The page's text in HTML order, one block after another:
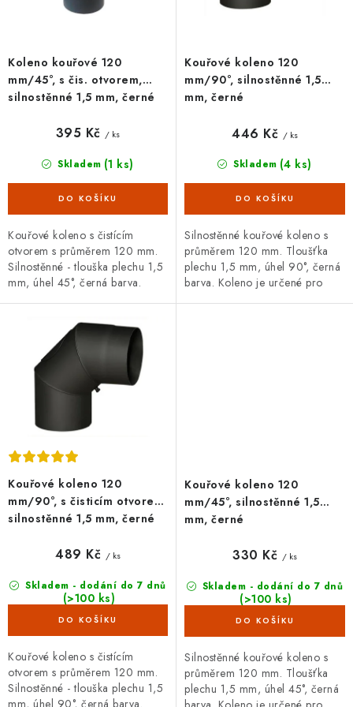
Koleno kouřové 120
mm/45°, s čis. otvorem,
silnostěnné 1,5 mm, černé
Skladem (1 ks)
395 Kč / ks
Kouřové koleno s čistícím
otvorem s průměrem 120 mm.
Silnostěnné - tlouška plechu 1,5
mm, úhel 45°, černá barva.
Kouřové koleno 120
mm/90°, silnostěnné 1,5
mm, černé
Skladem (4 ks)
446 Kč / ks
Silnostěnné kouřové koleno s
průměrem 120 mm. Tloušťka
plechu 1,5 mm, úhel 90°, černá
barva. Koleno je určené pro
Kouřové koleno 120
mm/90°, s čisticím otvorem,
silnostěnné 1,5 mm, černé
Skladem - dodání do 7 dnů
(>100 ks)
489 Kč / ks
Kouřové koleno s čistícím
otvorem s průměrem 120 mm.
Silnostěnné - tlouška plechu 1,5
mm, úhel 90°, černá barva.
Kouřové koleno 120
mm/45°, silnostěnné 1,5
mm, černé
Skladem - dodání do 7 dnů
(>100 ks)
330 Kč / ks
Silnostěnné kouřové koleno s
průměrem 120 mm. Tloušťka
plechu 1,5 mm, úhel 45°, černá